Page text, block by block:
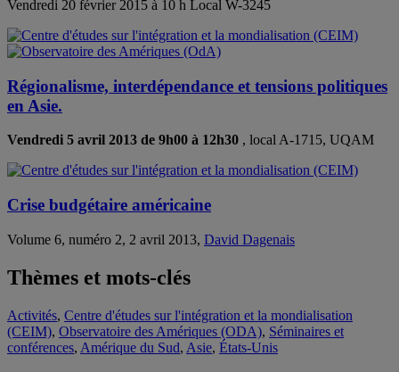
Vendredi 20 février 2015 à 10 h Local W-3245
Régionalisme, interdépendance et tensions politiques
en Asie.
Vendredi 5 avril 2013 de 9h00 à 12h30 , local A-1715, UQAM
Crise budgétaire américaine
Volume 6, numéro 2, 2 avril 2013, David Dagenais
Thèmes et mots-clés
Activités, Centre d'études sur l'intégration et la mondialisation
(CEIM), Observatoire des Amériques (ODA), Séminaires et
conférences, Amérique du Sud, Asie, États-Unis